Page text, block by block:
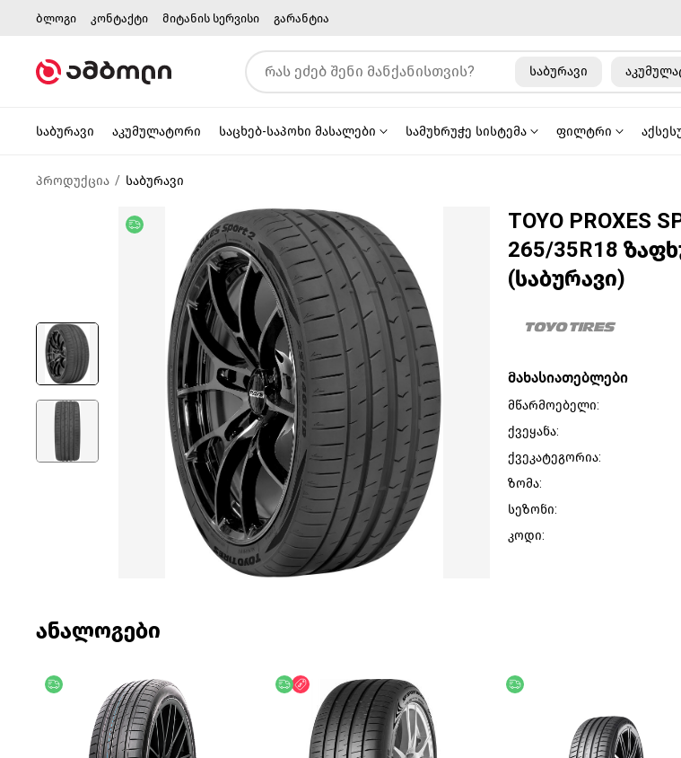
ბლოგი კონტაქტი მიტანის სერვისი გარანტია
საბურავი
საბურავი აკუმულატორი საცხებ-საპოხი მასალები სამუხრუჭე სისტემა ფილტრი
პროდუქცია საბურავი
უფასო მიწოდება
TOYO PROXES
265/35R18
(საბურავი)
მახასიათებლები
მწარმოებელი:
ქვეყანა:
ქვეკატეგორია:
ზომა:
სეზონი:
კოდი:
ანალოგები
უფასო მიწოდება უფასო მიწოდება
ფასდაკლება